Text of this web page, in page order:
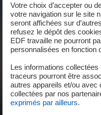
Votre choix d’accepter ou
votre navigation sur le site
seront affichées sur
refusez le dépôt des
EDF travaille ne pourront
personnalisées en fonction
Les informations
traceurs pourront être
autres appareils et/ou avec
collectées par nos
exprimés par ailleurs.